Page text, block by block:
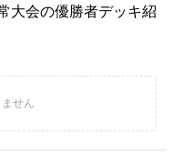
大会の優勝者デッキ紹